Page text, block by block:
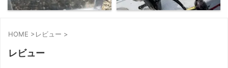
HOME >レビュー >
レビュー